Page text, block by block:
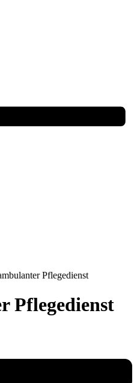
Pflegedienst
Pflegedienst